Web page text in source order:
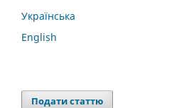
Українська
English
Подати статтю